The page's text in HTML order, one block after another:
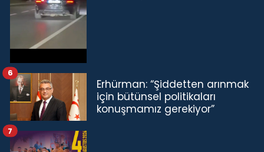
Erhürman: “Şiddetten arınmak
için bütünsel politikaları
konuşmamız gerekiyor”
6
7